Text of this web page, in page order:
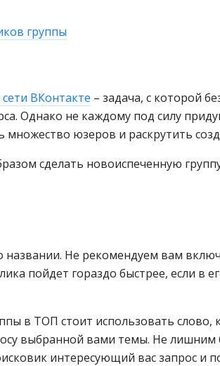
группы
ВКонтакте – задача, с которой
Однако не каждому под силу
юзеров и раскрутить
сделать новоиспеченную
Не рекомендуем вам
пойдет гораздо быстрее, если в
в ТОП стоит использовать слово,
выбранной вами темы. Не лишним
интересующий вас запрос и